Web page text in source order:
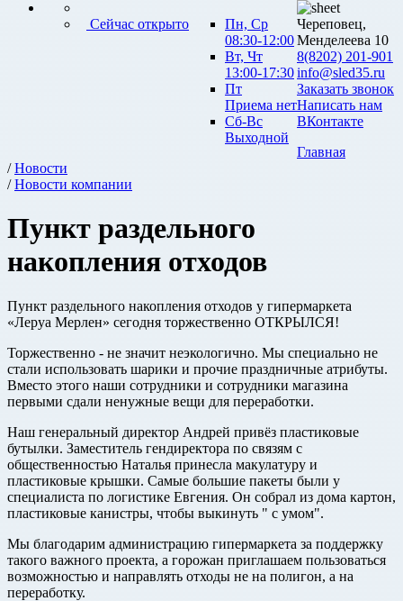
Сейчас открыто
Пн, Ср
08:30-12:00
Вт, Чт
13:00-17:30
Пт
Приема нет
Сб-Вс
Выходной
Череповец,
Менделеева 10
8(8202) 201-901
info@sled35.ru
Заказать звонок
Написать нам
ВКонтакте
Главная
/Новости
/Новости компании
Пункт раздельного
накопления отходов
Пункт раздельного накопления отходов у гипермаркета
«Леруа Мерлен» сегодня торжественно ОТКРЫЛСЯ!
Торжественно - не значит неэкологично. Мы специально не
стали использовать шарики и прочие праздничные атрибуты.
Вместо этого наши сотрудники и сотрудники магазина
первыми сдали ненужные вещи для переработки.
Наш генеральный директор Андрей привёз пластиковые
бутылки. Заместитель гендиректора по связям с
общественностью Наталья принесла макулатуру и
пластиковые крышки. Самые большие пакеты были у
специалиста по логистике Евгения. Он собрал из дома картон,
пластиковые канистры, чтобы выкинуть " с умом".
Мы благодарим администрацию гипермаркета за поддержку
такого важного проекта, а горожан приглашаем пользоваться
возможностью и направлять отходы не на полигон, а на
переработку.